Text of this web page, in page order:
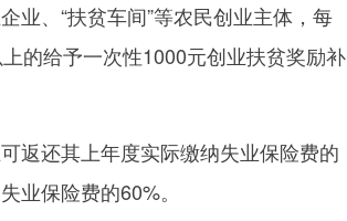
、“扶贫车间”等农民创业主体，每
的给予一次性1000元创业扶贫奖励补
还其上年度实际缴纳失业保险费的
业保险费的60%。